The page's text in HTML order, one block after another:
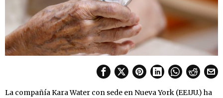
La compañía Kara Water con sede en Nueva York (EE.UU.) ha